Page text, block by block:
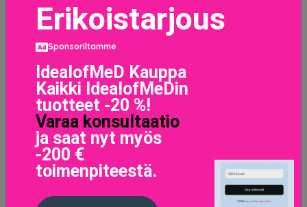
Erikoistarjous
Sponsoriltamme
IdealofMeD Kauppa
Kaikki IdealofMeDin
tuotteet -20 %!
Varaa konsultaatio
ja saat nyt myös
-200 €
toimenpiteestä.